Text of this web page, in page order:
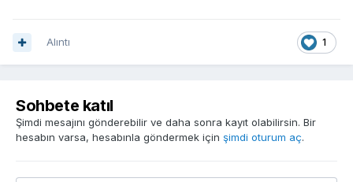
1
Alıntı
Sohbete katıl
Şimdi mesajını gönderebilir ve daha sonra kayıt olabilirsin. Bir
hesabın varsa, hesabınla göndermek için şimdi oturum aç.